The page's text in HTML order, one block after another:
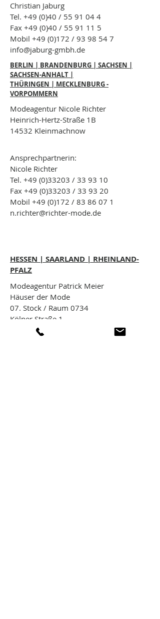
Christian Jaburg
Tel. +49 (0)40 / 55 91 04 4
Fax +49 (0)40 / 55 91 11 5
Mobil +49 (0)172 / 93 98 54 7
info@jaburg-gmbh.de
BERLIN | BRANDENBURG | SACHSEN |
SACHSEN-ANHALT |
THÜRINGEN | MECKLENBURG -
VORPOMMERN
Modeagentur Nicole Richter
Heinrich-Hertz-Straße 1B
14532 Kleinmachnow
Ansprechpartnerin:
Nicole Richter
Tel. +49 (0)33203 / 33 93 10
Fax +49 (0)33203 / 33 93 20
Mobil +49 (0)172 / 83 86 07 1
n.richter@richter-mode.de
HESSEN | SAARLAND | RHEINLAND-
PFALZ
Modeagentur Patrick Meier
Häuser der Mode
07. Stock / Raum 0734
Kölner Straße 1
65760 Eschborn